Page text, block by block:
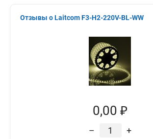
Отзывы о Laitcom F3-H2-220V-BL-WW
0,00 ₽
– +